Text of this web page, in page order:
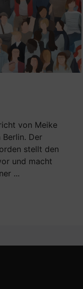
von Meike
Berlin. Der
stellt den
und macht
...